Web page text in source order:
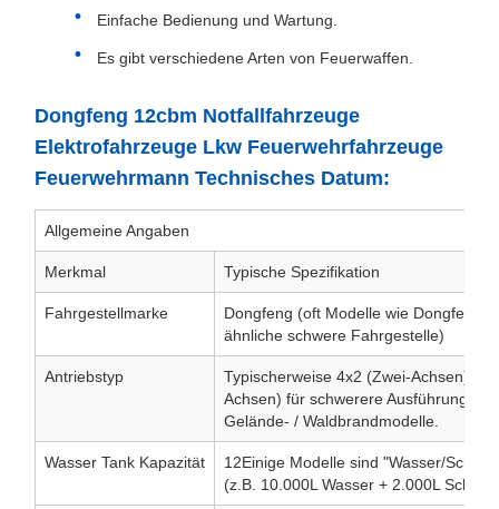
Einfache Bedienung und Wartung.
Es gibt verschiedene Arten von Feuerwaffen.
Dongfeng 12cbm Notfallfahrzeuge
Elektrofahrzeuge Lkw Feuerwehrfahrzeuge
Feuerwehrmann Technisches Datum:
Allgemeine Angaben
Merkmal Typische Spezifikation
Fahrgestellmarke
Dongfeng (oft Modelle wie Dongfeng
ähnliche schwere Fahrgestelle)
Antriebstyp
Typischerweise 4x2 (Zwei-Achsen)
Achsen) für schwerere Ausführungen
Gelände- / Waldbrandmodelle.
Wasser Tank Kapazität
12Einige Modelle sind "Wasser/
(z.B. 10.000L Wasser + 2.000L